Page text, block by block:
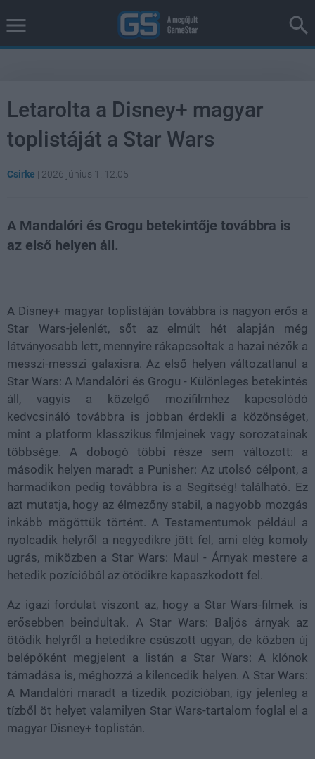
Letarolta a Disney+ magyar
toplistáját a Star Wars
Csirke | 2026 június 1. 12:05
A Mandalóri és Grogu betekintője továbbra is
az első helyen áll.
A Disney+ magyar toplistáján továbbra is nagyon erős a
Star Wars-jelenlét, sőt az elmúlt hét alapján még
látványosabb lett, mennyire rákapcsoltak a hazai nézők a
messzi-messzi galaxisra. Az első helyen változatlanul a
Star Wars: A Mandalóri és Grogu - Különleges betekintés
áll, vagyis a közelgő mozifilmhez kapcsolódó
kedvcsináló továbbra is jobban érdekli a közönséget,
mint a platform klasszikus filmjeinek vagy sorozatainak
többsége. A dobogó többi része sem változott: a
második helyen maradt a Punisher: Az utolsó célpont, a
harmadikon pedig továbbra is a Segítség! található. Ez
azt mutatja, hogy az élmezőny stabil, a nagyobb mozgás
inkább mögöttük történt. A Testamentumok például a
nyolcadik helyről a negyedikre jött fel, ami elég komoly
ugrás, miközben a Star Wars: Maul - Árnyak mestere a
hetedik pozícióból az ötödikre kapaszkodott fel.
Az igazi fordulat viszont az, hogy a Star Wars-filmek is
erősebben beindultak. A Star Wars: Baljós árnyak az
ötödik helyről a hetedikre csúszott ugyan, de közben új
belépőként megjelent a listán a Star Wars: A klónok
támadása is, méghozzá a kilencedik helyen. A Star Wars:
A Mandalóri maradt a tizedik pozícióban, így jelenleg a
tízből öt helyet valamilyen Star Wars-tartalom foglal el a
magyar Disney+ toplistán.